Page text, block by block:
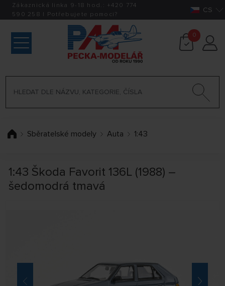
Zákaznická linka 9-18 hod.: +420 774
590 258 | Potřebujete pomoci? CS
0
Sběratelské modely Auta 1:43
1:43 Škoda Favorit 136L (1988) –
šedomodrá tmavá